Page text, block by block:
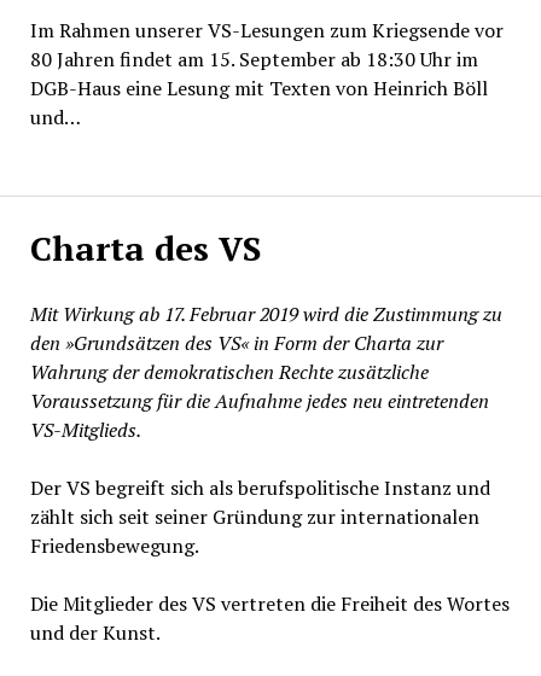
Charta des VS
Mit Wirkung ab 17. Februar 2019 wird die Zustimmung zu
den »Grundsätzen des VS« in Form der Charta zur
Wahrung der demokratischen Rechte zusätzliche
Voraussetzung für die Aufnahme jedes neu eintretenden
VS-Mitglieds.
Der VS begreift sich als berufspolitische Instanz und
zählt sich seit seiner Gründung zur internationalen
Friedensbewegung.
Die Mitglieder des VS vertreten die Freiheit des Wortes
und der Kunst.
Im Rahmen unserer VS-Lesungen zum Kriegsende vor
80 Jahren findet am 15. September ab 18:30 Uhr im
DGB-Haus eine Lesung mit Texten von Heinrich Böll
und…